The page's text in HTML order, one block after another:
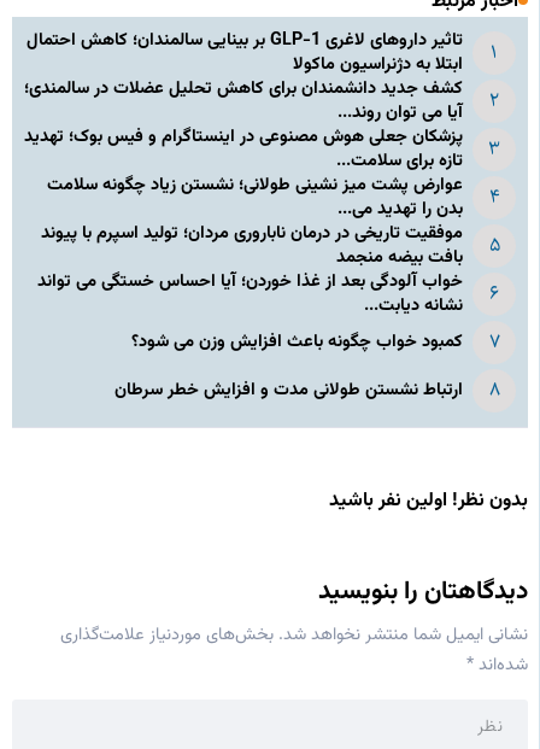
تاثیر داروهای لاغری GLP-1 بر بینایی سالمندان؛ کاهش احتمال
ابتلا به دژنراسیون ماکولا
کشف جدید دانشمندان برای کاهش تحلیل عضلات در سالمندی؛
آیا می توان روند...
پزشکان جعلی هوش مصنوعی در اینستاگرام و فیس بوک؛ تهدید
تازه برای سلامت...
عوارض پشت میز نشینی طولانی؛ نشستن زیاد چگونه سلامت
بدن را تهدید می...
موفقیت تاریخی در درمان ناباروری مردان؛ تولید اسپرم با پیوند
بافت بیضه منجمد
خواب آلودگی بعد از غذا خوردن؛ آیا احساس خستگی می تواند
نشانه دیابت...
کمبود خواب چگونه باعث افزایش وزن می شود؟
ارتباط نشستن طولانی مدت و افزایش خطر سرطان
بدون نظر! اولین نفر باشید
دیدگاهتان را بنویسید
نشانی ایمیل شما منتشر نخواهد شد. بخش‌های موردنیاز علامت‌گذاری
شده‌اند*